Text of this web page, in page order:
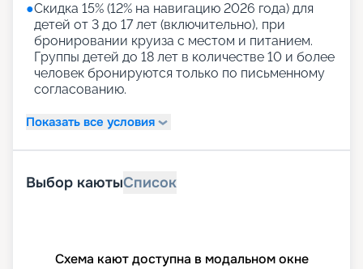
●Скидка 15% (12% на навигацию 2026 года) для
детей от 3 до 17 лет (включительно), при
бронировании круиза с местом и питанием.
Группы детей до 18 лет в количестве 10 и более
человек бронируются только по письменному
согласованию.
Показать все условия
Выбор каютыСписок
Схема кают доступна в модальном окне